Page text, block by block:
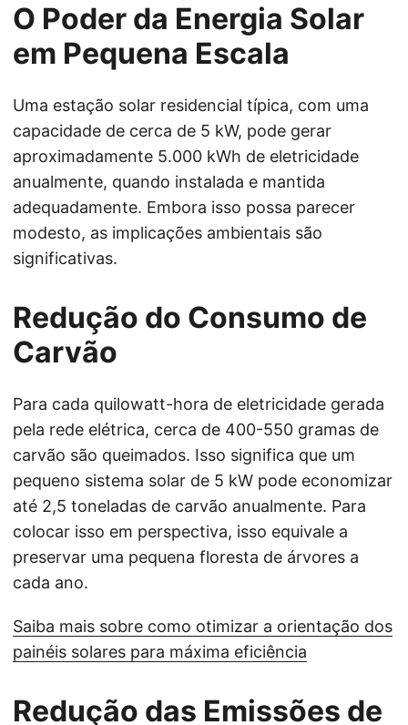
O Poder da Energia Solar
em Pequena Escala
Uma estação solar residencial típica, com uma
capacidade de cerca de 5 kW, pode gerar
aproximadamente 5.000 kWh de eletricidade
anualmente, quando instalada e mantida
adequadamente. Embora isso possa parecer
modesto, as implicações ambientais são
significativas.
Redução do Consumo de
Carvão
Para cada quilowatt-hora de eletricidade gerada
pela rede elétrica, cerca de 400-550 gramas de
carvão são queimados. Isso significa que um
pequeno sistema solar de 5 kW pode economizar
até 2,5 toneladas de carvão anualmente. Para
colocar isso em perspectiva, isso equivale a
preservar uma pequena floresta de árvores a
cada ano.
Saiba mais sobre como otimizar a orientação dos
painéis solares para máxima eficiência
Redução das Emissões de